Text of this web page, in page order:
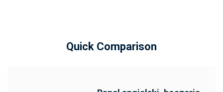
Quick Comparison